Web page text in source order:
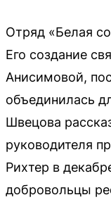
Отряд «Белая
Его создание
Анисимовой,
объединилась
Швецова
руководителя
Рихтер в
добровольцы